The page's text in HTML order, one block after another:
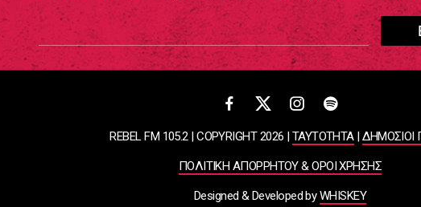
REBEL FM 105.2 | COPYRIGHT 2026 |ΤΑΥΤΟΤΗΤΑ|ΔΗΜΟΣΙΟΙ
ΠΟΛΙΤΙΚΗ ΑΠΟΡΡΗΤΟΥ & ΟΡΟΙ ΧΡΗΣΗΣ
Designed & Developed byWHISKEY